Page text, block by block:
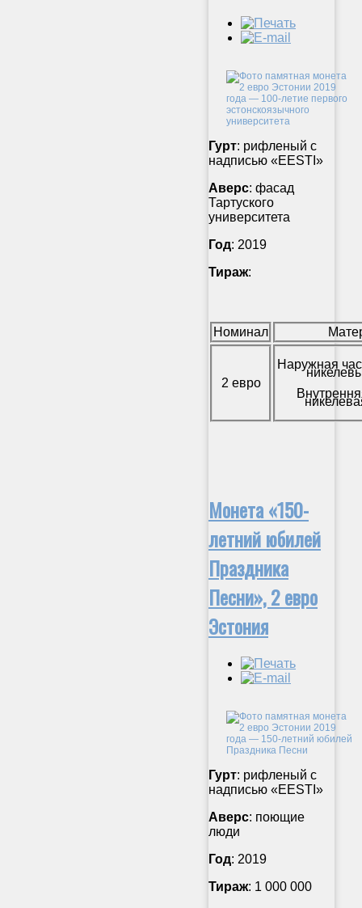
Гурт: рифленый с
надписью «EESTI»
Аверс: фасад
Тартуского
университета
Год: 2019
Тираж:
Номинал
2 евро
Наружная
Монета «150-
летний юбилей
Праздника
Песни», 2 евро
Эстония
Гурт: рифленый с
надписью «EESTI»
Аверс: поющие
люди
Год: 2019
Тираж: 1 000 000